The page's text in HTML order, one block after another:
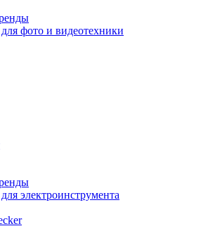
фото и видеотехники
электроинструмента